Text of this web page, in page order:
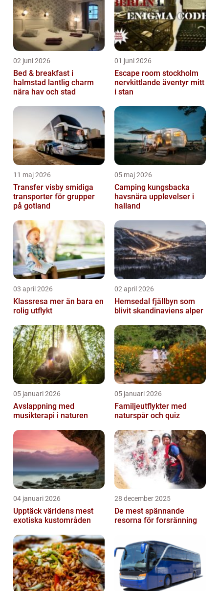
02 juni 2026
Bed & breakfast i
halmstad lantlig charm
nära hav och stad
01 juni 2026
Escape room stockholm
nervkittlande äventyr mitt
i stan
11 maj 2026
Transfer visby smidiga
transporter för grupper
på gotland
05 maj 2026
Camping kungsbacka
havsnära upplevelser i
halland
03 april 2026
Klassresa mer än bara en
rolig utflykt
02 april 2026
Hemsedal fjällbyn som
blivit skandinaviens alper
05 januari 2026
Avslappning med
musikterapi i naturen
05 januari 2026
Familjeutflykter med
naturspår och quiz
04 januari 2026
Upptäck världens mest
exotiska kustområden
28 december 2025
De mest spännande
resorna för forsränning